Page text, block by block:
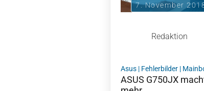
7. November
Redaktion
Asus | Fehlerbilder |
ASUS G750JX